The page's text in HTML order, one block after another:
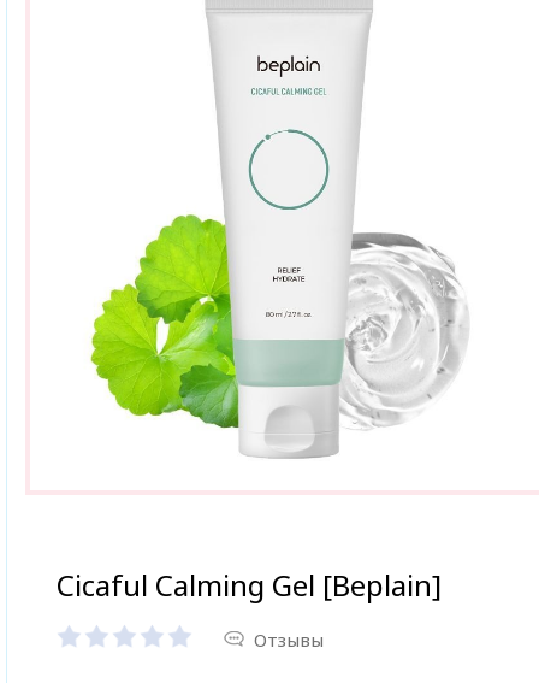
Cicaful Calming Gel [Beplain]
Отзывы